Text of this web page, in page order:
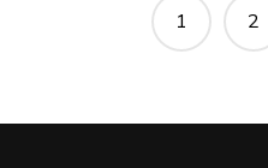
ha
più
Le
1 2